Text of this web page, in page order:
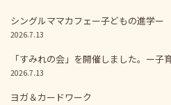
シングルママカフェー子どもの進学ー
2026.7.13
「すみれの会」を開催しました。ー子
2026.7.13
ヨガ＆カードワーク